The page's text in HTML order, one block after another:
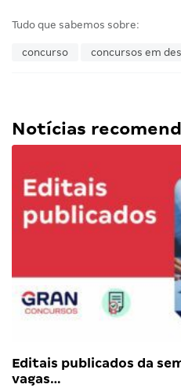
Tudo que sabemos sobre:
concurso concursos em
Notícias
Editais publicados da
vagas…